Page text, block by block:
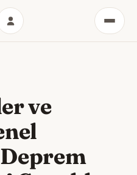
Menü
ve